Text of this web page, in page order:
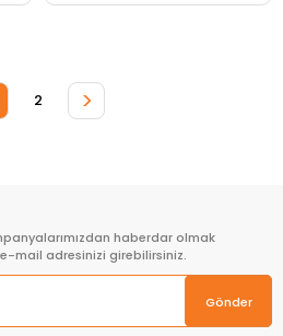
2 >
haberdar olmak
mail adresinizi girebilirsiniz.
Gönder